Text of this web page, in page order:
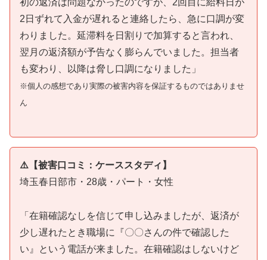
2日ずれて入金が遅れると連絡したら、急に口調が変
わりました。延滞料を日割りで加算すると言われ、
翌月の返済額が予告なく膨らんでいました。担当者
も変わり、以降は脅し口調になりました」
※個人の感想であり実際の被害内容を保証するものではありませ
ん
⚠️【被害口コミ：ケーススタディ】
埼玉春日部市・28歳・パート・女性
「在籍確認なしを信じて申し込みましたが、返済が
少し遅れたとき職場に『〇〇さんの件で確認した
い』という電話が来ました。在籍確認はしないけど